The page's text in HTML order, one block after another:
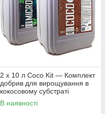
2 х 10 л Coco Kit — Комплект
добрив для вирощування в
кокосовому субстраті
В наявності